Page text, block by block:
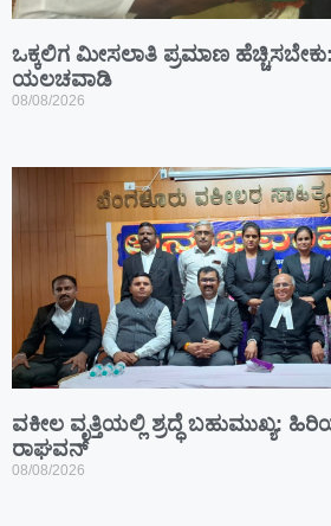
ಒಕ್ಕಲಿಗ ಮೀಸಲಾತಿ ಪ್ರಮಾಣ
ಯಲಚವಾಡಿ
08/08/2026
ವಕೀಲ ವೃತ್ತಿಯಲ್ಲಿ ಶ್ರದ್ಧೆ ಬಹುಮುಖ್ಯ:
ರಾಘವನ್
08/08/2026